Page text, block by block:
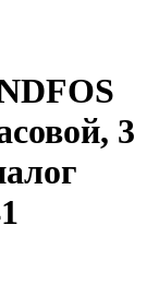
3